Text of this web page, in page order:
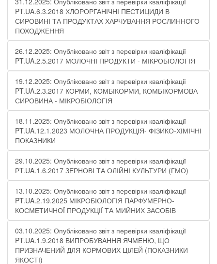
PT.UA.6.3.2018 ХЛОРОРГАНІЧНІ ПЕСТИЦИДИ В
СИРОВИНІ ТА ПРОДУКТАХ ХАРЧУВАННЯ РОСЛИННОГО
ПОХОДЖЕННЯ​
26.12.2025: Опубліковано звіт з перевірки кваліфікації
PT.UA.2.5.2017 МОЛОЧНІ ПРОДУКТИ - МІКРОБІОЛОГІЯ​
19.12.2025: Опубліковано звіт з перевірки кваліфікації
PT.UA.2.3.2017 КОРМИ, КОМБІКОРМИ, КОМБІКОРМОВА
СИРОВИНА - МІКРОБІОЛОГІЯ
18.11.2025: Опубліковано звіт з перевірки кваліфікації
PT.UA.12.1.2023 МОЛОЧНА ПРОДУКЦІЯ- ФІЗИКО-ХІМІЧНІ
ПОКАЗНИКИ​
29.10.2025: Опубліковано звіт з перевірки кваліфікації
РT.UA.1.6.2017 ЗЕРНОВІ ТА ОЛІЙНІ КУЛЬТУРИ (ГМО)
13.10.2025: Опубліковано звіт з перевірки кваліфікації
PT.UA.2.19.2025 МІКРОБІОЛОГІЯ ПАРФУМЕРНО-
КОСМЕТИЧНОЇ ПРОДУКЦІЇ ТА МИЙНИХ ЗАСОБІВ
03.10.2025: Опубліковано звіт з перевірки кваліфікації
PT.UA.1.9.2018 ВИПРОБУВАННЯ ЯЧМЕНЮ, ЩО
ПРИЗНАЧЕНИЙ ДЛЯ КОРМОВИХ ЦІЛЕЙ (ПОКАЗНИКИ
ЯКОСТІ)